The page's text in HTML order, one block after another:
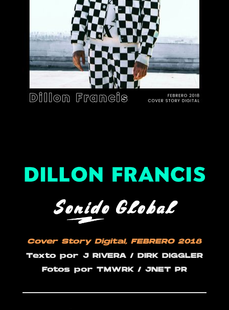
© 2015-2022 UMOMAG. PROPIEDAD DE UMO agency. TODOS LOS
DERECHOS RESERVADOS.
Cover Story Digital, FEBRERO 2018
Texto por J RIVERA / DIRK DIGGLER
Fotospor TMWRK / JNET PR